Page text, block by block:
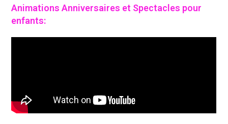
Animations Anniversaires et Spectacles pour
enfants: